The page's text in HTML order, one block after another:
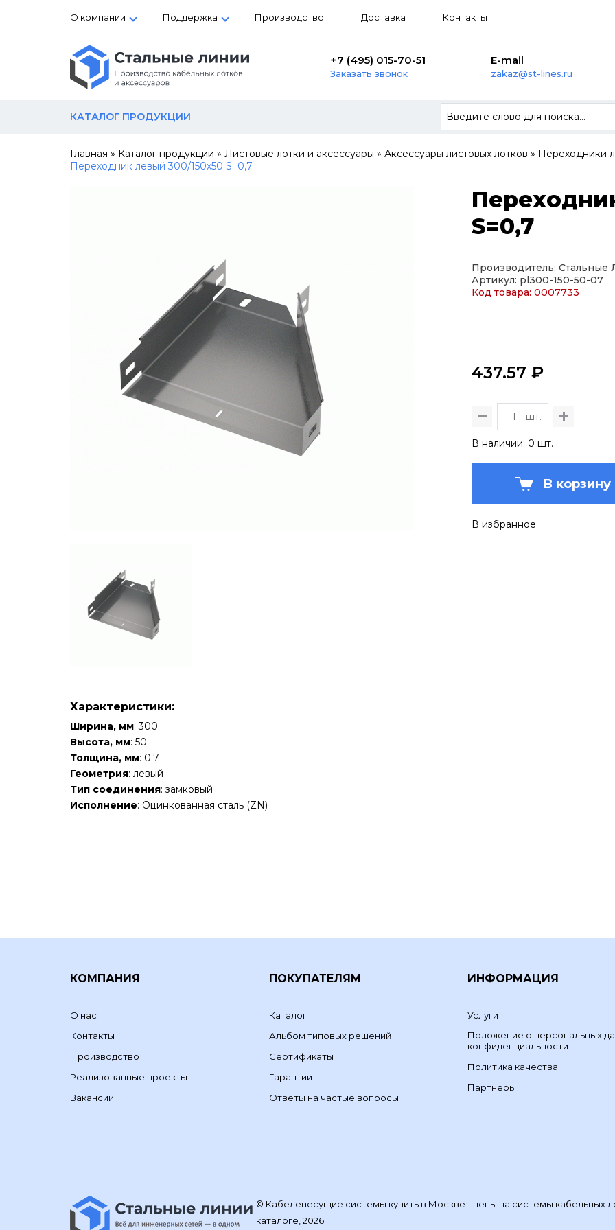
О компании Поддержка Производство Доставка Контакты
+7 (495) 015-70-51
Заказать звонок
E-mail
zakaz@st-lines.ru
КАТАЛОГ ПРОДУКЦИИ
Главная » Каталог продукции » Листовые лотки и аксессуары » Аксессуары листовых лотков » Переходники
Переходник левый 300/150х50 S=0,7
S=0,7
Производитель: Стальные
Артикул: pl300-150-50-07
Код товара: 0007733
437.57 ₽
шт.
В наличии: 0 шт.
В корзину
В избранное
Характеристики:
Ширина, мм: 300
Высота, мм: 50
Толщина, мм: 0.7
Геометрия: левый
Тип соединения: замковый
Исполнение: Оцинкованная сталь (ZN)
КОМПАНИЯ
О нас
Контакты
Производство
Реализованные проекты
Вакансии
ПОКУПАТЕЛЯМ
Каталог
Альбом типовых решений
Сертификаты
Гарантии
Ответы на частые вопросы
ИНФОРМАЦИЯ
Услуги
Положение о персональных
конфиденциальности
Политика качества
Партнеры
© Кабеленесущие системы купить в Москве - цены на системы кабельных
каталоге, 2026